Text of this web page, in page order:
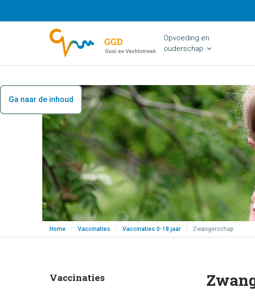
Ga naar de inhoud
Opvoeding en
ouderschap
Home / Vaccinaties / Vaccinaties 0-18 jaar / Zwangerschap
Vaccinaties